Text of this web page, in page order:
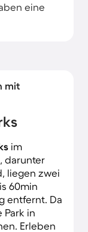
eine
mit
im
darunter
liegen zwei
60min
entfernt. Da
Park in
Erleben